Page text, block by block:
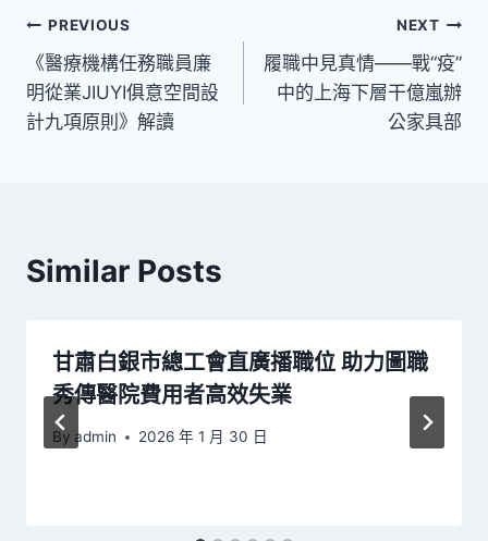
文
章
導
PREVIOUS
《醫療機構任務職員廉
明從業JIUYI俱意空間設
計九項原則》解讀
NEXT
履職中見真情——戰“疫”
中的上海下層干億嵐辦
公家具部
Similar Posts
甘肅白銀市總工會直廣播職位 助力圖職
秀傳醫院費用者高效失業
By admin 2026 年 1 月 30 日